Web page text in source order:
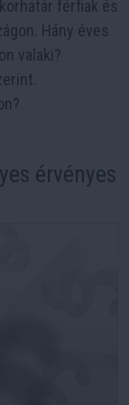
férfiak és
Hány éves
valaki?
érvényes